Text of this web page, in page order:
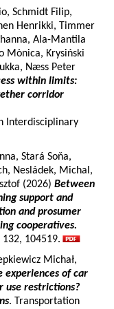
Schmidt Filip,
Henrikki, Timmer
Ala-Mantila
Mònica, Krysiński
Næss Peter
within limits:
corridor
Interdisciplinary
Stará Soňa,
Nesládek, Michal,
(2026) Between
support and
and prosumer
cooperatives.
132, 104519.
Michał,
experiences of car
use restrictions?
. Transportation